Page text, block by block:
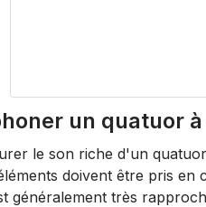
un quatuor
le son riche d'un
doivent être pris en
généralement très